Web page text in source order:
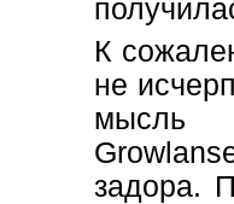
К
не
мысль
задора.